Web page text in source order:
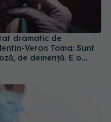
Veron Toma: Sunt
de demență. E o
care păreau să fie